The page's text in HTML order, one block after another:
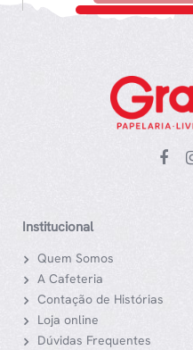
Institucional
Quem Somos
A Cafeteria
Contação de Histórias
Loja online
Dúvidas Frequentes